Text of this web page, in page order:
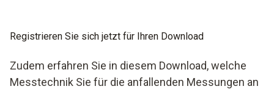
Registrieren Sie sich jetzt für Ihren Download
Zudem erfahren Sie in diesem Download, welche
Messtechnik Sie für die anfallenden Messungen an